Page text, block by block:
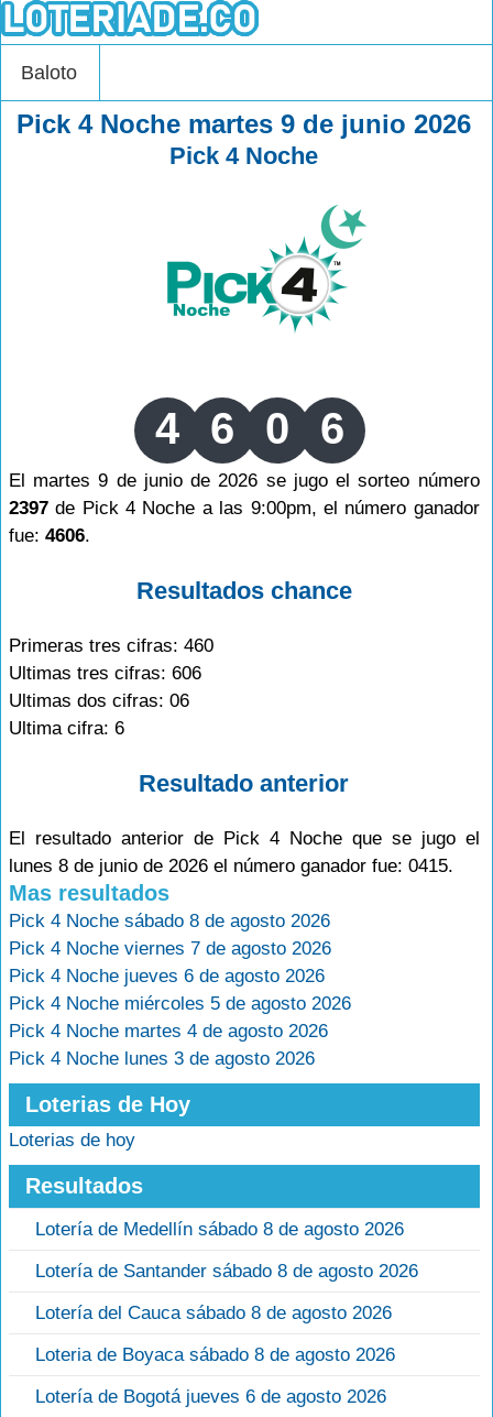
Baloto
Pick 4 Noche martes 9 de junio 2026
Pick 4 Noche
4 6 0 6
El martes 9 de junio de 2026 se jugo el sorteo número
2397 de Pick 4 Noche a las 9:00pm, el número ganador
fue: 4606.
Resultados chance
Primeras tres cifras: 460
Ultimas tres cifras: 606
Ultimas dos cifras: 06
Ultima cifra: 6
Resultado anterior
El resultado anterior de Pick 4 Noche que se jugo el
lunes 8 de junio de 2026 el número ganador fue: 0415.
Mas resultados
Pick 4 Noche sábado 8 de agosto 2026
Pick 4 Noche viernes 7 de agosto 2026
Pick 4 Noche jueves 6 de agosto 2026
Pick 4 Noche miércoles 5 de agosto 2026
Pick 4 Noche martes 4 de agosto 2026
Pick 4 Noche lunes 3 de agosto 2026
Loterias de Hoy
Loterias de hoy
Resultados
Lotería de Medellín sábado 8 de agosto 2026
Lotería de Santander sábado 8 de agosto 2026
Lotería del Cauca sábado 8 de agosto 2026
Loteria de Boyaca sábado 8 de agosto 2026
Lotería de Bogotá jueves 6 de agosto 2026